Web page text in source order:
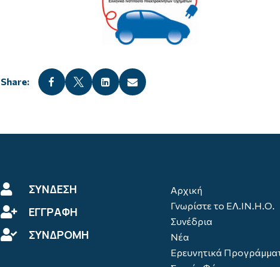
   
 ΣΥΝΔΕΣΗ
 ΕΓΓΡΑΦΗ
 ΣΥΝΔΡΟΜΗ
Αρχική
Γνωρίστε το ΕΛ.ΙΝ.Η.Ο.
Συνέδρια
Νέα
Ερευνητικά